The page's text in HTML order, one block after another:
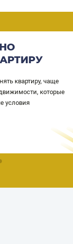
квартиру, чаще
которые
условия